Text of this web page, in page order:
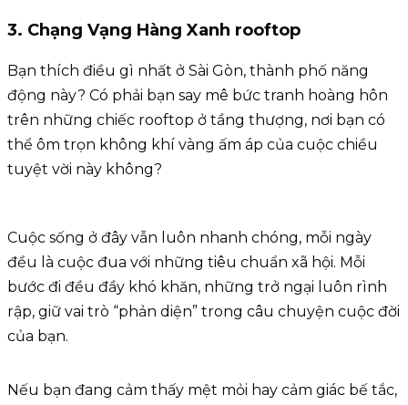
3. Chạng Vạng Hàng Xanh rooftop
Bạn thích điều gì nhất ở Sài Gòn, thành phố năng
động này? Có phải bạn say mê bức tranh hoàng hôn
trên những chiếc rooftop ở tầng thượng, nơi bạn có
thể ôm trọn không khí vàng ấm áp của cuộc chiều
tuyệt vời này không?
Cuộc sống ở đây vẫn luôn nhanh chóng, mỗi ngày
đều là cuộc đua với những tiêu chuẩn xã hội. Mỗi
bước đi đều đầy khó khăn, những trở ngại luôn rình
rập, giữ vai trò “phản diện” trong câu chuyện cuộc đời
của bạn.
Nếu bạn đang cảm thấy mệt mỏi hay cảm giác bế tắc,